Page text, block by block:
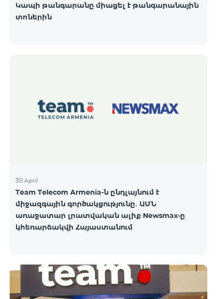
Կապի թանգարանը միացել է թանգարանային
տոներին
30 April
Team Telecom Armenia-ն ընդլայնում է
միջազգային գործակցությունը․ ԱՄՆ
առաջատար լրատվական ալիք Newsmax-ը
կհեռարձակվի Հայաստանում